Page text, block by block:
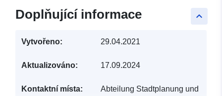
keyboard_arrow_up
Doplňující informace
Vytvořeno: 29.04.2021
Aktualizováno: 17.09.2024
Kontaktní místa:
Abteilung Stadtplanung und